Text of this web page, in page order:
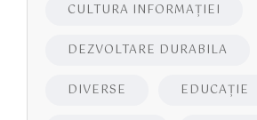
CULTURA INFORMAŢIEI
DEZVOLTARE DURABILA
DIVERSE EDUCAŢIE